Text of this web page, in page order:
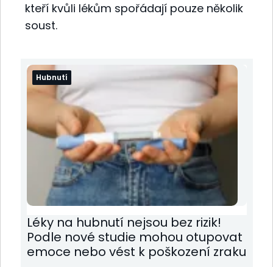
kteří kvůli lékům spořádají pouze několik
soust.
Hubnutí
Léky na hubnutí nejsou bez rizik!
Podle nové studie mohou otupovat
emoce nebo vést k poškození zraku